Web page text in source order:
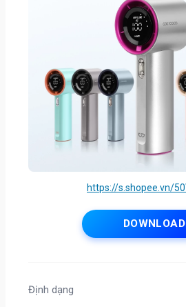
https://s.shopee.vn/
DOWNLOAD
Định dạng